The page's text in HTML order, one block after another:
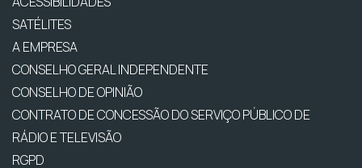
SATÉLITES
A EMPRESA
CONSELHO GERAL INDEPENDENTE
CONSELHO DE OPINIÃO
CONTRATO DE CONCESSÃO DO SERVIÇO PÚBLICO DE
RÁDIO E TELEVISÃO
RGPD